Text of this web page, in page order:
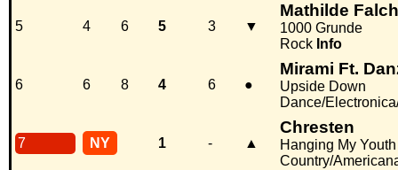
5 4 6 5 3 ▼
Mathilde Falch
1000 Grunde
Rock Info
6 6 8 4 6 ●
Mirami Ft.
Upside Down
Dance/
7 NY 1 - ▲
Chresten
Hanging My
Country/